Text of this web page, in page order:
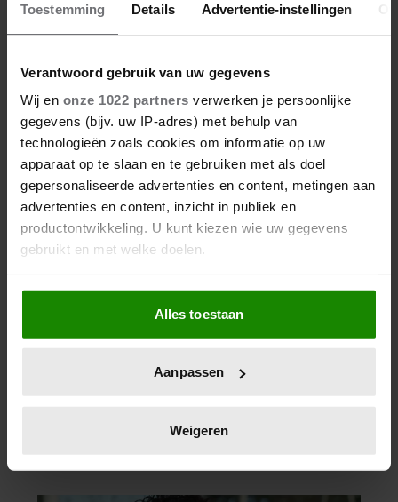
Toestemming Details Advertentie-instellingen
Verantwoord gebruik van uw gegevens
Wij en onze 1022 partners verwerken je persoonlijke
gegevens (bijv. uw IP-adres) met behulp van
technologieën zoals cookies om informatie op uw
apparaat op te slaan en te gebruiken met als doel
gepersonaliseerde advertenties en content, metingen aan
advertenties en content, inzicht in publiek en
productontwikkeling. U kunt kiezen wie uw gegevens
gebruikt en met welke doelen.
Als u het toestaat, willen we ook graag:
Informatie verzamelen over uw geografische
locatie, die tot een paar meter nauwkeurig kan zijn
scannen op specifieke eigenschappen (fingerprinting)
verwerkt en stel uw voorkeuren in het
intrekken in de Cookieverklaring.
Alles toestaan
Aanpassen
Weigeren